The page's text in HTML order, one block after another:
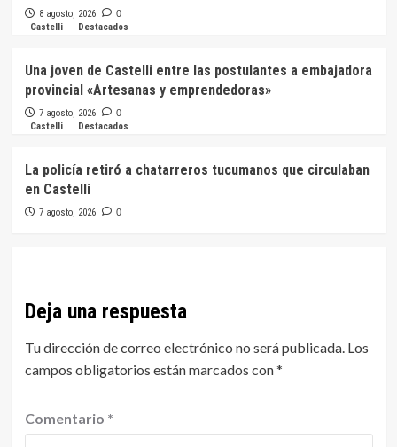
8 agosto, 2026 0
Castelli Destacados
Una joven de Castelli entre las postulantes a embajadora
provincial «Artesanas y emprendedoras»
7 agosto, 2026 0
Castelli Destacados
La policía retiró a chatarreros tucumanos que circulaban
en Castelli
7 agosto, 2026 0
Deja una respuesta
Tu dirección de correo electrónico no será publicada. Los
campos obligatorios están marcados con*
Comentario *